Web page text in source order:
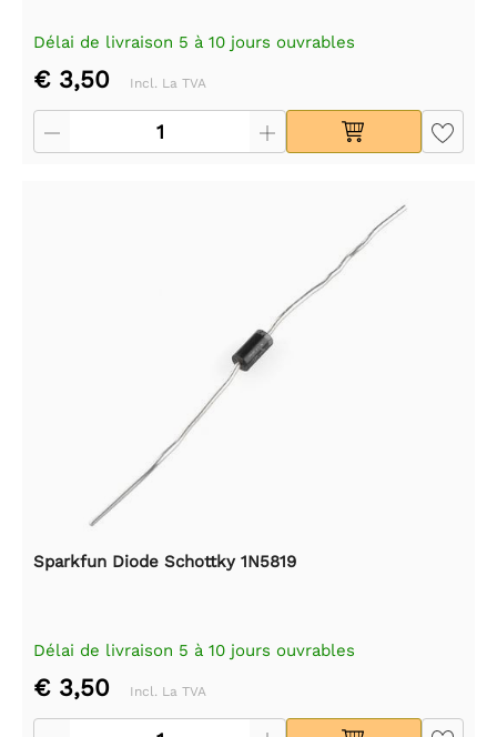
Délai de livraison 5 à 10 jours ouvrables
€ 3,50 Incl. La TVA
Sparkfun Diode Schottky 1N5819
Délai de livraison 5 à 10 jours ouvrables
€ 3,50 Incl. La TVA